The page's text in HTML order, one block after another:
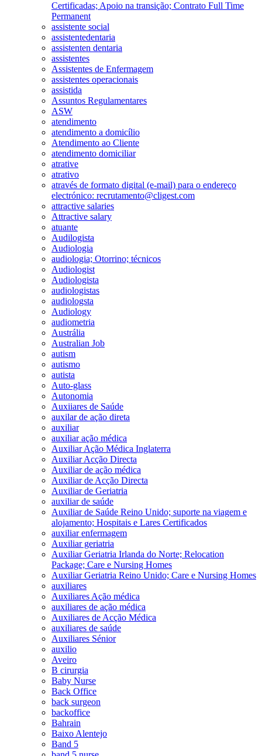
Certificadas; Apoio na transição; Contrato Full Time
Permanent
assistente social
assistentedentaria
assistenten dentaria
assistentes
Assistentes de Enfermagem
assistentes operacionais
assistida
Assuntos Regulamentares
ASW
atendimento
atendimento a domicílio
Atendimento ao Cliente
atendimento domiciliar
atrative
atrativo
através de formato digital (e-mail) para o endereço
electrónico: recrutamento@cligest.com
attractive salaries
Attractive salary
atuante
Audilogista
Audiologia
audiologia; Otorrino; técnicos
Audiologist
Audiologista
audiologistas
audiologsta
Audiology
audiometria
Austrália
Australian Job
autism
autismo
autista
Auto-glass
Autonomia
Auxiiares de Saúde
auxilar de ação direta
auxiliar
auxiliar ação médica
Auxiliar Ação Médica Inglaterra
Auxiliar Acção Directa
Auxiliar de ação médica
Auxiliar de Acção Directa
Auxiliar de Geriatria
auxiliar de saúde
Auxiliar de Saúde Reino Unido; suporte na viagem e
alojamento; Hospitais e Lares Certificados
auxiliar enfermagem
Auxiliar geriatria
Auxiliar Geriatria Irlanda do Norte; Relocation
Package; Care e Nursing Homes
Auxiliar Geriatria Reino Unido; Care e Nursing Homes
auxiliares
Auxiliares Ação médica
auxiliares de ação médica
Auxiliares de Acção Médica
auxiliares de saúde
Auxiliares Sénior
auxilio
Aveiro
B cirurgia
Baby Nurse
Back Office
back surgeon
backoffice
Bahrain
Baixo Alentejo
Band 5